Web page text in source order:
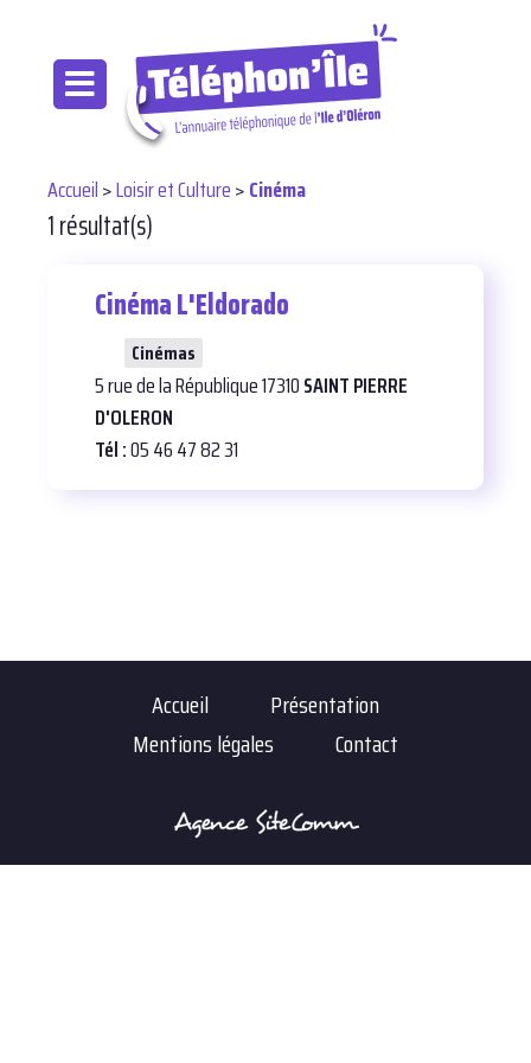
Accueil>Loisir et Culture>Cinéma
1 résultat(s)
Cinéma L'Eldorado
Cinémas
5 rue de la République 17310SAINT PIERRE
D'OLERON
Tél :05 46 47 82 31
Accueil
Présentation
Mentions légales
Contact